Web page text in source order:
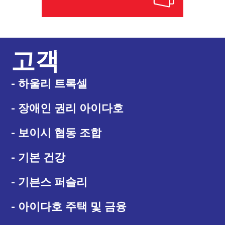
고객
- 하울리 트록셀
- 장애인 권리 아이다호
- 보이시 협동 조합
- 기본 건강
- 기븐스 퍼슬리
- 아이다호 주택 및 금융